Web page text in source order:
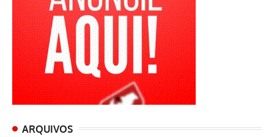
ARQUIVOS